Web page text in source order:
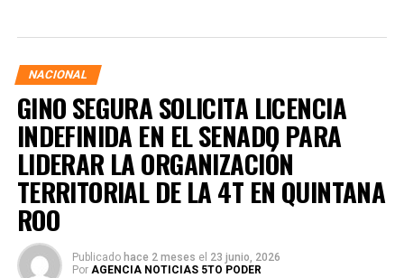
NACIONAL
GINO SEGURA SOLICITA LICENCIA
INDEFINIDA EN EL SENADO PARA
LIDERAR LA ORGANIZACIÓN
TERRITORIAL DE LA 4T EN QUINTANA
ROO
Publicado hace 2 meses el 23 junio, 2026
Por AGENCIA NOTICIAS 5TO PODER